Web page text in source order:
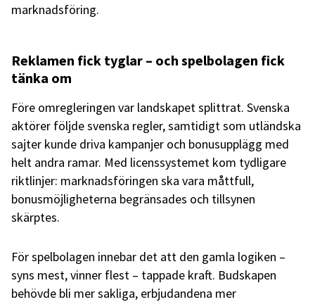
marknadsföring.
Reklamen fick tyglar – och spelbolagen fick
tänka om
Före omregleringen var landskapet splittrat. Svenska
aktörer följde svenska regler, samtidigt som utländska
sajter kunde driva kampanjer och bonusupplägg med
helt andra ramar. Med licenssystemet kom tydligare
riktlinjer: marknadsföringen ska vara måttfull,
bonusmöjligheterna begränsades och tillsynen
skärptes.
För spelbolagen innebar det att den gamla logiken –
syns mest, vinner flest – tappade kraft. Budskapen
behövde bli mer sakliga, erbjudandena mer